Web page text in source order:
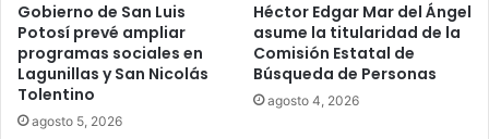
Gobierno de San Luis
Potosí prevé ampliar
programas sociales en
Lagunillas y San Nicolás
Tolentino
agosto 5, 2026
Héctor Edgar Mar del Ángel
asume la titularidad de la
Comisión Estatal de
Búsqueda de Personas
agosto 4, 2026